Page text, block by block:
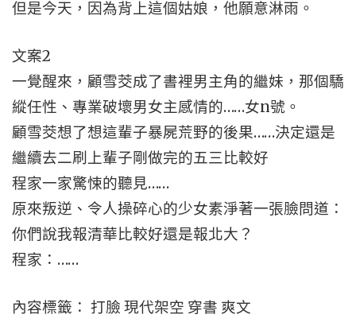
但是今天，因為背上這個姑娘，他願意淋雨。
文案2
一覺醒來，顧雪茭成了書裡男主角的繼妹，那個驕
縱任性、專業破壞男女主感情的……女n號。
顧雪茭想了想這輩子暴屍荒野的後果……決定還是
繼續去二刷上輩子剛做完的五三比較好
程家一家驚悚的聽見……
原來叛逆、令人操碎心的少女素淨著一張臉問道：
你們說我報清華比較好還是報北大？
程家：……
內容標籤： 打臉 現代架空 穿書 爽文